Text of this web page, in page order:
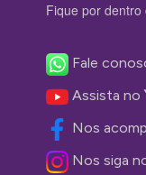
Fique por
Fale
Assista no
Nos
Nos siga